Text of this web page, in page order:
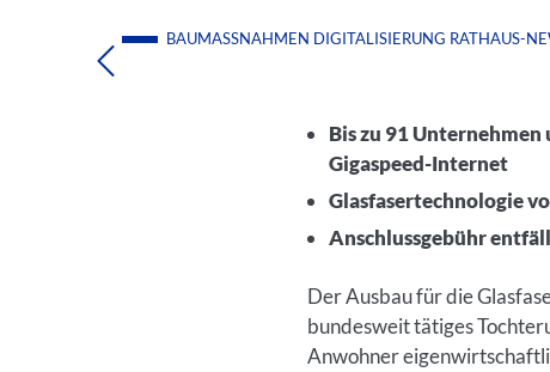
BAUMASSNAHMEN DIGITALISIERUNG RATHAUS-
Bis zu 91
Gigaspeed-Internet
Glasfasertechnologie
Anschlussgebühr
Der Ausbau für die
bundesweit tätiges
Anwohner